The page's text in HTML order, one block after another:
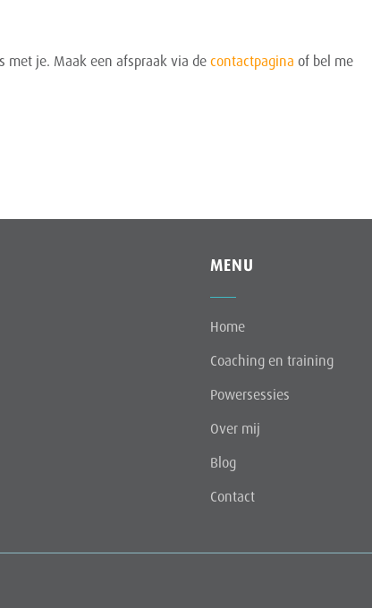
met je. Maak een afspraak via de contactpagina of bel me
MENU
Home
Coaching en training
Powersessies
Over mij
Blog
Contact